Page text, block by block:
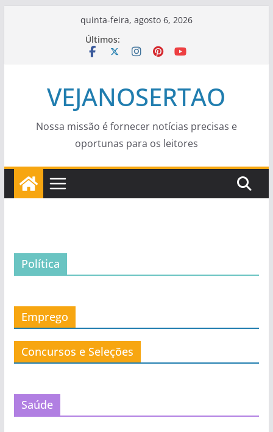
quinta-feira, agosto 6, 2026
Últimos:
VEJANOSERTAO
Nossa missão é fornecer notícias precisas e
oportunas para os leitores
Política
Emprego
Concursos e Seleções
Saúde